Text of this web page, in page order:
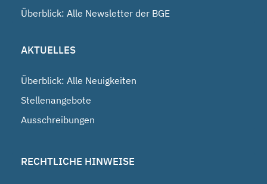
Überblick: Alle Newsletter der BGE
AKTUELLES
Überblick: Alle Neuigkeiten
Stellenangebote
Ausschreibungen
RECHTLICHE HINWEISE